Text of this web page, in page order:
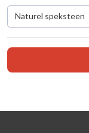
Naturel speksteen